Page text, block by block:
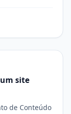
site
de Conteúdo